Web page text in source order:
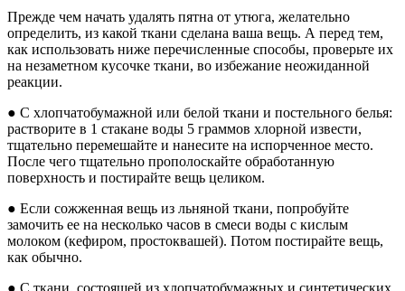
Прежде чем начать удалять пятна от утюга, желательно
определить, из какой ткани сделана ваша вещь. А перед тем,
как использовать ниже перечисленные способы, проверьте их
на незаметном кусочке ткани, во избежание неожиданной
реакции.
● С хлопчатобумажной или белой ткани и постельного белья:
растворите в 1 стакане воды 5 граммов хлорной извести,
тщательно перемешайте и нанесите на испорченное место.
После чего тщательно прополоскайте обработанную
поверхность и постирайте вещь целиком.
● Если сожженная вещь из льняной ткани, попробуйте
замочить ее на несколько часов в смеси воды с кислым
молоком (кефиром, простоквашей). Потом постирайте вещь,
как обычно.
● С ткани, состоящей из хлопчатобумажных и синтетических